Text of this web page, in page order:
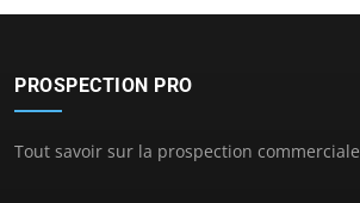
PROSPECTION PRO
Tout savoir sur la prospection commerciale